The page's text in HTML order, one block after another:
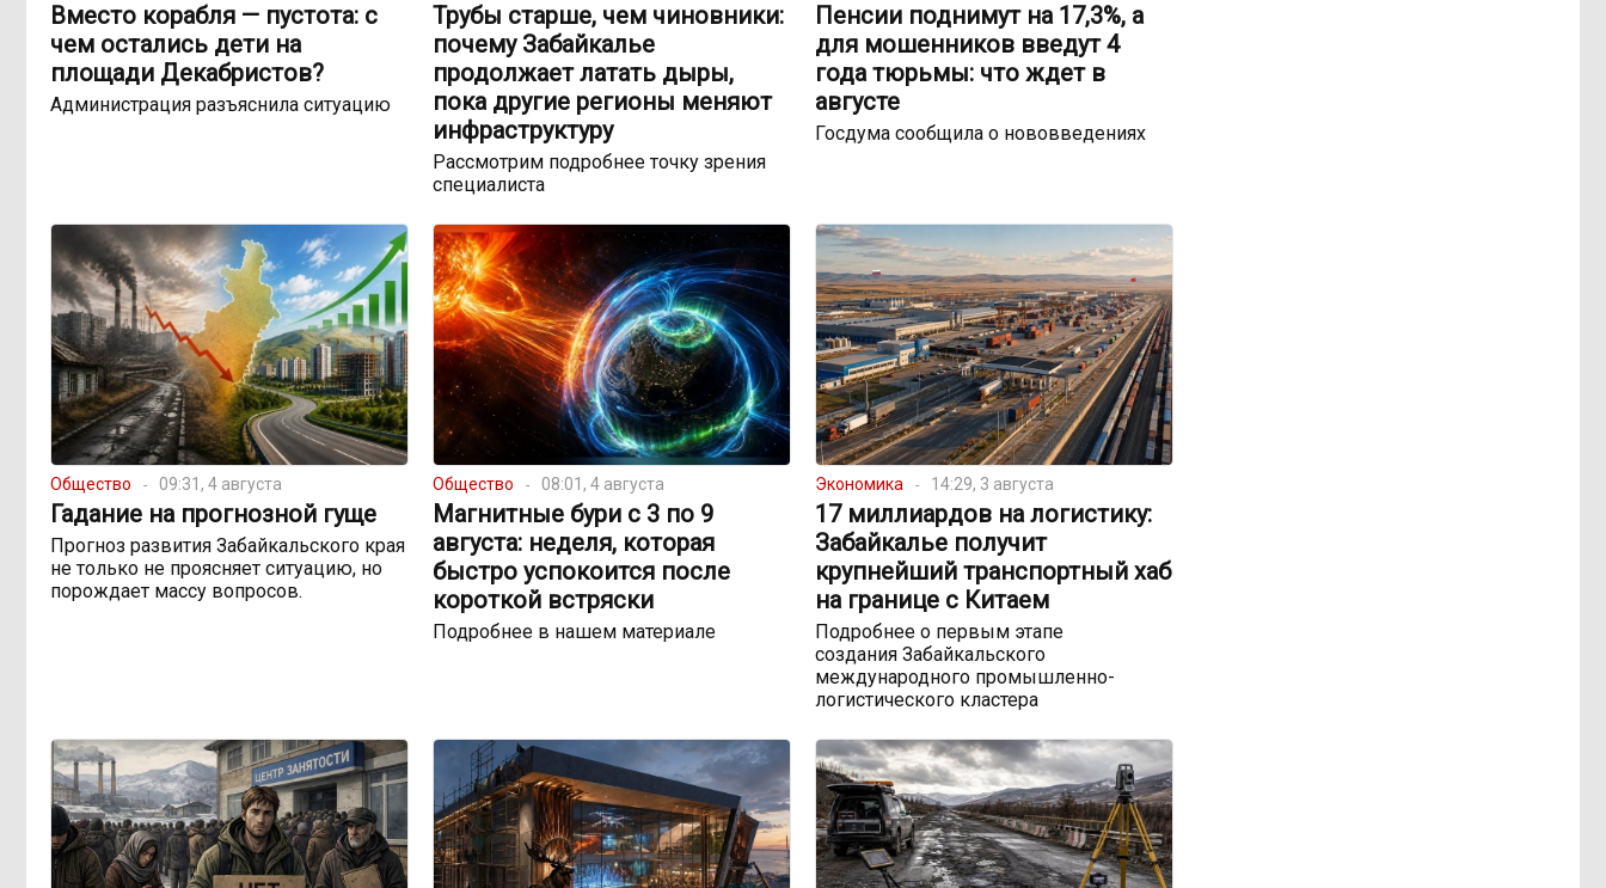
Вместо корабля — пустота: с
чем остались дети на
площади Декабристов?
Администрация разъяснила ситуацию
Трубы старше, чем чиновники:
почему Забайкалье
продолжает латать дыры,
пока другие регионы меняют
инфраструктуру
Рассмотрим подробнее точку зрения
специалиста
Пенсии поднимут на 17,3%, а
для мошенников введут 4
года тюрьмы: что ждет в
августе
Госдума сообщила о нововведениях
Общество 09:31, 4 августа
Гадание на прогнозной гуще
Прогноз развития Забайкальского края
не только не проясняет ситуацию, но
порождает массу вопросов.
Общество 08:01, 4 августа
Магнитные бури с 3 по 9
августа: неделя, которая
быстро успокоится после
короткой встряски
Подробнее в нашем материале
Экономика 14:29, 3 августа
17 миллиардов на логистику:
Забайкалье получит
крупнейший транспортный хаб
на границе с Китаем
Подробнее о первым этапе
создания Забайкальского
международного промышленно-
логистического кластера